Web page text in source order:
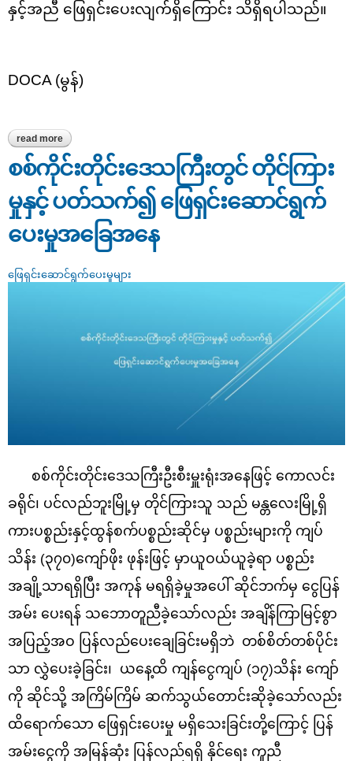
နှင့်အညီ ဖြေရှင်းပေးလျက်ရှိကြောင်း သိရှိရပါသည်။
DOCA (မွန်)
read more about wifi ဝန်ဆောင်မှုနှင့် ပတ်သက်၍ စားသုံးသူတိုင်ကြားမှုအား
ညှိနှိုင်းဖြေရှင်း
စစ်ကိုင်းတိုင်းဒေသကြီးတွင် တိုင်ကြား
မှုနှင့် ပတ်သက်၍ ဖြေရှင်းဆောင်ရွက်
ပေးမှုအခြေအနေ
ဖြေရှင်းဆောင်ရွက်ပေးမှုများ
စစ်ကိုင်းတိုင်းဒေသကြီးဦးစီးမှူးရုံးအနေဖြင့် ကောလင်း
ခရိုင်၊ ပင်လည်ဘူးမြို့မှ တိုင်ကြားသူ သည် မန္တလေးမြို့ရှိ
ကားပစ္စည်းနှင့်ထွန်စက်ပစ္စည်းဆိုင်မှ ပစ္စည်းများကို ကျပ်
သိန်း (၃၇၀)ကျော်ဖိုး ဖုန်းဖြင့် မှာယူဝယ်ယူခဲ့ရာ ပစ္စည်း
အချို့သာရရှိပြီး အကုန် မရရှိခဲ့မှုအပေါ် ဆိုင်ဘက်မှ ငွေပြန်
အမ်း ပေးရန် သဘောတူညီခဲ့သော်လည်း အချိန်ကြာမြင့်စွာ
အပြည့်အဝ ပြန်လည်ပေးချေခြင်းမရှိဘဲ တစ်စိတ်တစ်ပိုင်း
သာ လွှဲပေးခဲ့ခြင်း၊ ယနေ့ထိ ကျန်ငွေကျပ် (၁၇)သိန်း ကျော်
ကို ဆိုင်သို့ အကြိမ်ကြိမ် ဆက်သွယ်တောင်းဆိုခဲ့သော်လည်း
ထိရောက်သော ဖြေရှင်းပေးမှု မရှိသေးခြင်းတို့ကြောင့် ပြန်
အမ်းငွေကို အမြန်ဆုံး ပြန်လည်ရရှိ နိုင်ရေး ကူညီ